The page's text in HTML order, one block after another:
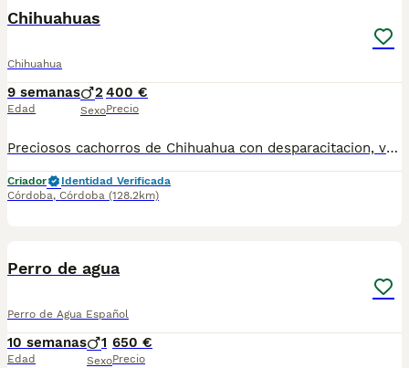
Chihuahuas
Chihuahua
9 semanas
Edad
2
Sexo
400 €
Precio
Preciosos cachorros de Chihuahua con desparacitacion, vacunación acorde a su edad y cartilla sanitaria de revisión veterinaria. Ofrecemos posibilidad de envío, llamadas o wassap. Cachorros criados con dedicación, socializados y afianzados al bienestar animal.
Criador
Identidad Verificada
Córdoba, Córdoba (128.2km)
Perro de agua
Perro de Agua Español
10 semanas
Edad
1
Sexo
650 €
Precio